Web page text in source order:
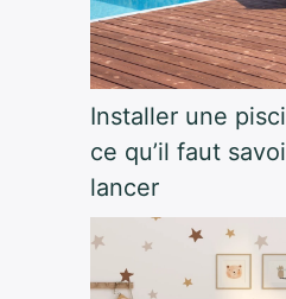
Installer une
ce qu’il faut
lancer